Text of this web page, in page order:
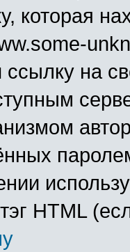
которая
ссылку на
HTML